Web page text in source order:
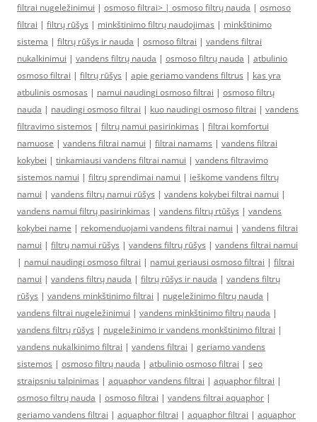
filtrai nugeležinimui | osmoso filtrai> | osmoso filtrų nauda | osmoso
filtrai | filtrų rūšys | minkštinimo filtrų naudojimas | minkštinimo
sistema | filtrų rūšys ir nauda | osmoso filtrai | vandens filtrai
nukalkinimui | vandens filtrų nauda | osmoso filtrų nauda | atbulinio
osmoso filtrai | filtrų rūšys | apie geriamo vandens filtrus | kas yra
atbulinis osmosas | namui naudingi osmoso filtrai | osmoso filtrų
nauda | naudingi osmoso filtrai | kuo naudingi osmoso filtrai | vandens
filtravimo sistemos | filtrų namui pasirinkimas | filtrai komfortui
namuose | vandens filtrai namui | filtrai namams | vandens filtrai
kokybei | tinkamiausi vandens filtrai namui | vandens filtravimo
sistemos namui | filtrų sprendimai namui | ieškome vandens filtrų
namui | vandens filtrų namui rūšys | vandens kokybei filtrai namui |
vandens namui filtrų pasirinkimas | vandens filtrų rtūšys | vandens
kokybei name | rekomenduojami vandens filtrai namui | vandens filtrai
namui | filtrų namui rūšys | vandens filtrų rūšys | vandens filtrai namui
| namui naudingi osmoso filtrai | namui geriausi osmoso filtrai | filtrai
namui | vandens filtrų nauda | filtrų rūšys ir nauda | vandens filtrų
rūšys | vandens minkštinimo filtrai | nugeležinimo filtrų nauda |
vandens filtrai nugeležinimui | vandens minkštinimo filtrų nauda |
vandens filtrų rūšys | nugeležinimo ir vandens monkštinimo filtrai |
vandens nukalkinimo filtrai | vandens filtrai | geriamo vandens
sistemos | osmoso filtrų nauda | atbulinio osmoso filtrai | seo
straipsniu talpinimas | aquaphor vandens filtrai | aquaphor filtrai |
osmoso filtrų nauda | osmoso filtrai | vandens filtrai aquaphor |
geriamo vandens filtrai | aquaphor filtrai | aquaphor filtrai | aquaphor